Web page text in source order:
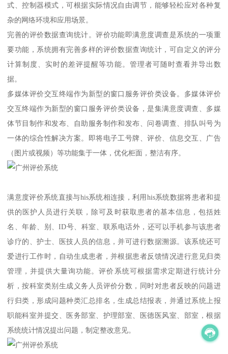
式、控制器模式，可根据实际情况自由调节，能够轻松应对各种复
杂的网络环境和应用场景。
完善的评价数据查询统计。评价功能即满意度调查是系统的一项重
要功能，系统拥有完善多样的评价数据查询统计，可自定义的评分
计算制度、实时的差评提醒等功能。管理者可随时查看并导出数
据。
多媒体评价交互终端作为新型的窗口服务评价类设备。多媒体评价
交互终端作为新型的窗口服务评价类设备，是集满意度调查、多媒
体节目制作和发布、自助服务制作和发布、问卷调查、排队叫号为
一体的综合性解决方案。即将电子工号牌、评价、信息交互、广告
（图片或视频）等功能集于一体，优化柜面，整洁有序。
满意度评价系统直接与his系统相连接，利用his系统数据将患者和提
供的医护人员进行关联，除可及时获取患者的基本信息，包括姓
名、年龄、别、ID号、科室、联系电话外，还可以手机参与该患者
诊疗的、护士、医技人员的信息，并可进行数据溯源。该系统还可
爱进行工作时，自动生成患者，并根据患者反馈情况进行意见归类
管理，并提供大量询功能。评价系统可根据需求定期进行统计分
析，按科室类别生成义务人员评价分数，同时对患者反映的问题进
行归类，形成问题种类汇总排名，生成总结报表，并通过系统上报
职能科室并提交、医务部室、护理部室、医德医风室、部室，根据
系统统计情况提出问题，制定整改意见。